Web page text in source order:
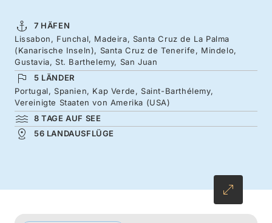
Kanarischen Inseln und den lebhaften
Rhythmen Kap Verdes. Machen Sie es sich
dann an Bord der eleganten Silver Dawn
bequem, um den Atlantik zu überqueren. An
entspannten Tagen auf See können Sie sich mit
luxuriösen Spa-Behandlungen verwöhnen
lassen und die regional inspirierte Küche
glitzernden Gewässern der Karibik.
7 HÄFEN
Lissabon, Funchal, Madeira, Santa Cruz de La Palma
(Kanarische Inseln), Santa Cruz de Tenerife, Mindelo,
Gustavia, St. Barthelemy, San Juan
5 LÄNDER
Portugal, Spanien, Kap Verde, Saint-Barthélemy,
Vereinigte Staaten von Amerika (USA)
8 TAGE AUF SEE
56 LANDAUSFLÜGE